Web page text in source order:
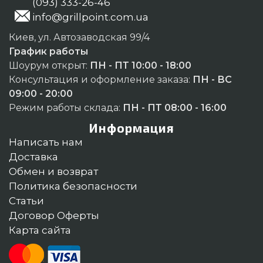
(093) 333-26-46
info@grillpoint.com.ua
Киев, ул. Автозаводская 99/4
График работы
Шоурум открыт: ПН - ПТ 10:00 - 18:00
Консультация и оформление заказа: ПН - ВС
09:00 - 20:00
Режим работы склада: ПН - ПТ 08:00 - 16:00
Информация
Написать нам
Доставка
Обмен и возврат
Политика безопасности
Статьи
Договор Оферты
Карта сайта